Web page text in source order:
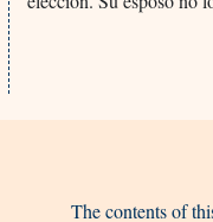
The contents of